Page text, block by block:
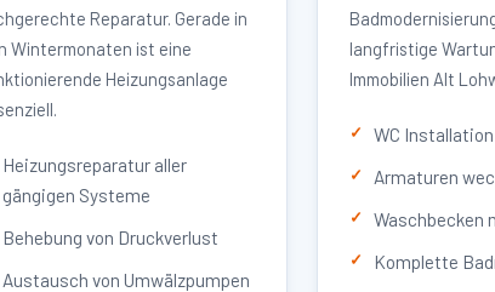
Reparatur. Gerade in
Wintermonaten ist eine
Heizungsanlage
Heizungsreparatur aller
gängigen Systeme
Behebung von Druckverlust
Austausch von Umwälzpumpen
langfristige
Immobilien Alt
WC
Armaturen
Waschbecken
Komplette